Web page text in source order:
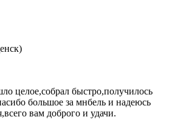
целое,собрал быстро,получилось
большое за мнбель и надеюсь
вам доброго и удачи.